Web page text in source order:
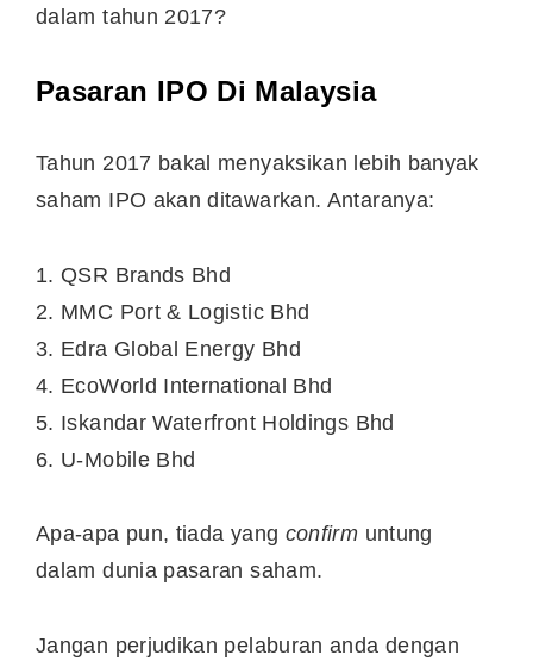
dalam tahun 2017?
Pasaran IPO Di Malaysia
Tahun 2017 bakal menyaksikan lebih banyak
saham IPO akan ditawarkan. Antaranya:
1. QSR Brands Bhd
2. MMC Port & Logistic Bhd
3. Edra Global Energy Bhd
4. EcoWorld International Bhd
5. Iskandar Waterfront Holdings Bhd
6. U-Mobile Bhd
Apa-apa pun, tiada yang confirm untung
dalam dunia pasaran saham.
Jangan perjudikan pelaburan anda dengan